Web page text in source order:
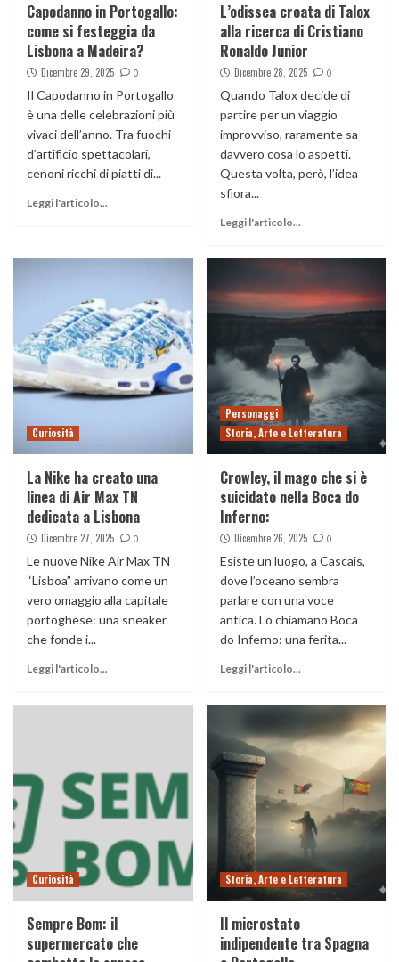
Capodanno in Portogallo:
come si festeggia da
Lisbona a Madeira?
Dicembre 29, 2025 0
Il Capodanno in Portogallo
è una delle celebrazioni più
vivaci dell’anno. Tra fuochi
d’artificio spettacolari,
cenoni ricchi di piatti di...
Leggi l'articolo...
L’odissea croata di Talox
alla ricerca di Cristiano
Ronaldo Junior
Dicembre 28, 2025 0
Quando Talox decide di
partire per un viaggio
improvviso, raramente sa
davvero cosa lo aspetti.
Questa volta, però, l’idea
sfiora...
Leggi l'articolo...
Curiosità
La Nike ha creato una
linea di Air Max TN
dedicata a Lisbona
Dicembre 27, 2025 0
Le nuove Nike Air Max TN
“Lisboa” arrivano come un
vero omaggio alla capitale
portoghese: una sneaker
che fonde i...
Leggi l'articolo...
Personaggi
Storia, Arte e Letteratura
Crowley, il mago che si è
suicidato nella Boca do
Inferno:
Dicembre 26, 2025 0
Esiste un luogo, a Cascais,
dove l’oceano sembra
parlare con una voce
antica. Lo chiamano Boca
do Inferno: una ferita...
Leggi l'articolo...
Curiosità
Sempre Bom: il
supermercato che
Storia, Arte e Letteratura
Il microstato
indipendente tra Spagna